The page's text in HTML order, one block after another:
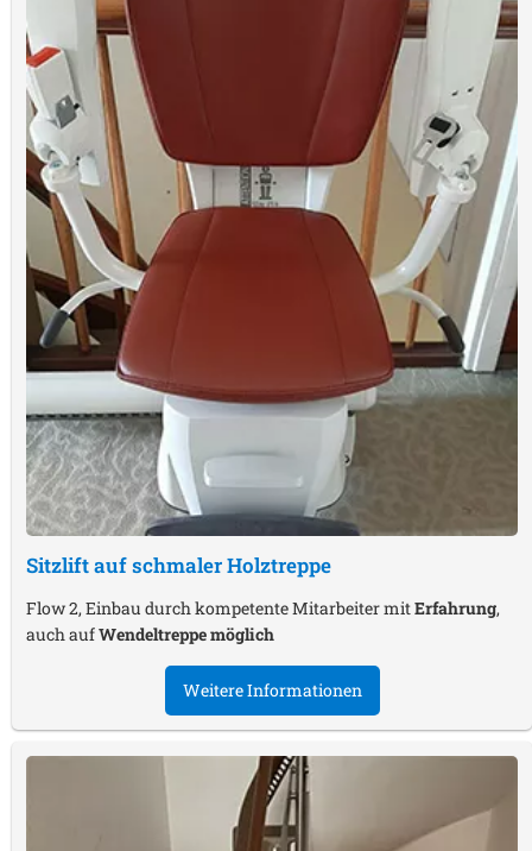
Sitzlift auf schmaler Holztreppe
Flow 2, Einbau durch kompetente Mitarbeiter mitErfahrung,
auch aufWendeltreppe möglich
Weitere Informationen